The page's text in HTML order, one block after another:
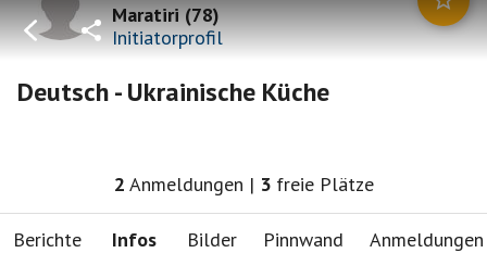
Maratiri(78)
Initiatorprofil
Deutsch - Ukrainische Küche
2 Anmeldungen | 3 freie Plätze
Berichte Infos Bilder Pinnwand Anmeldungen